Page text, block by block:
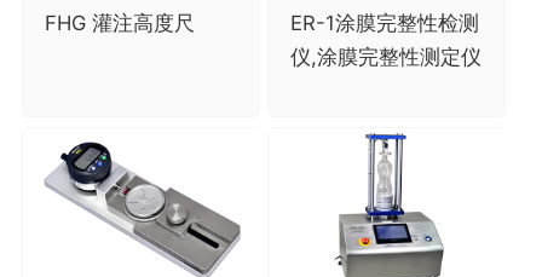
FHG 灌注高度尺
ER-1涂膜完整性检测
仪,涂膜完整性测定仪